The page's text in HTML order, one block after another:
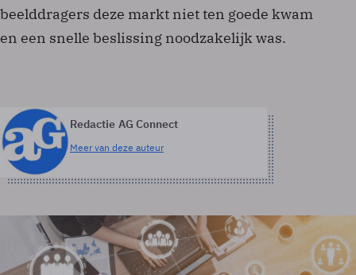
beelddragers deze markt niet ten goede kwam
en een snelle beslissing noodzakelijk was.
Redactie AG Connect
Meer van deze auteur